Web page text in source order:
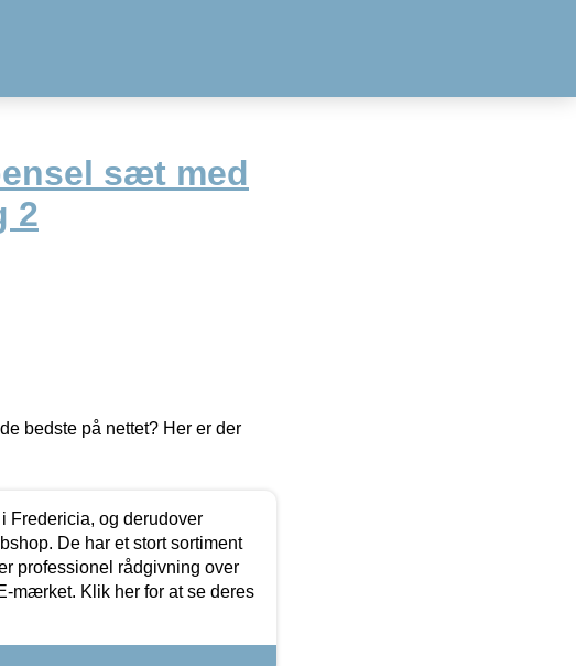
sæt med
2
bedste på nettet? Her er der
Fredericia, og derudover
De har et stort sortiment
professionel rådgivning over
mærket. Klik her for at se deres